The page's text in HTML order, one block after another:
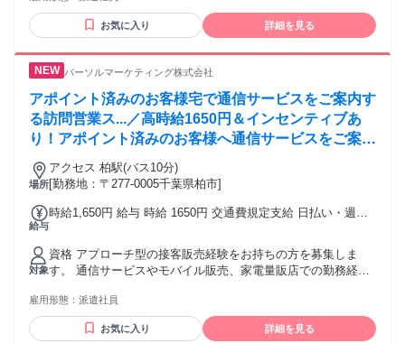
お気に入り 詳細を見る
パーソルマーケティング株式会社
アポイント済みのお客様宅で通信サービスをご案内す
る訪問営業ス...／高時給1650円＆インセンティブあ
り！アポイント済みのお客様へ通信サービスをご案内
する訪問営業♪月収25万円以上＋成果に応じて収入ア
ップ◎研修充実で経験を活かせる長期のお仕事です！
場所
アクセス 柏駅(バス10分)
[勤務地：〒277-0005千葉県柏市]
給与
時給1,650円 給与 時給 1650円 交通費規定支給 日払い・週払
対象
資格 アプローチ型の接客販売経験をお持ちの方を募集しま
す。 通信サービスやモバイル販売、家電量販店での勤務経験
お客様とのコミュニケーションを大切にしながら、サービス
の魅力を分かりやすくご案内できる方におすすめです。 研修
やサポート体制が整っているため、経験を活かしながらさら
雇用形態： 派遣社員
お気に入り 詳細を見る